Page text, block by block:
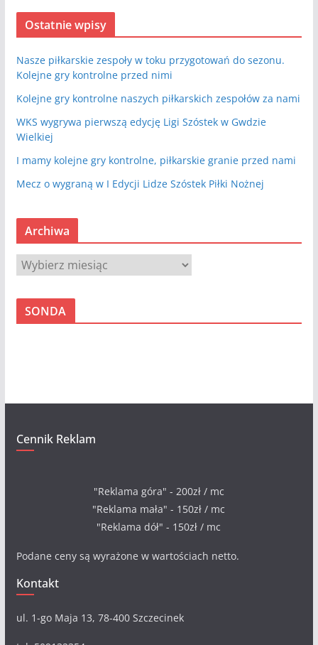
Ostatnie wpisy
Nasze piłkarskie zespoły w toku przygotowań do sezonu.
Kolejne gry kontrolne przed nimi
Kolejne gry kontrolne naszych piłkarskich zespołów za nami
WKS wygrywa pierwszą edycję Ligi Szóstek w Gwdzie
Wielkiej
I mamy kolejne gry kontrolne, piłkarskie granie przed nami
Mecz o wygraną w I Edycji Lidze Szóstek Piłki Nożnej
Archiwa
A
r
c
SONDA
Cennik Reklam
"Reklama góra" - 200zł / mc
"Reklama mała" - 150zł / mc
"Reklama dół" - 150zł / mc
Podane ceny są wyrażone w wartościach netto.
Kontakt
ul. 1-go Maja 13, 78-400 Szczecinek